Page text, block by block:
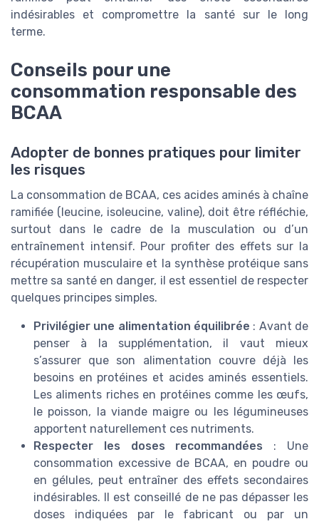
indésirables et compromettre la santé sur le long
terme.
Conseils pour une
consommation responsable des
BCAA
Adopter de bonnes pratiques pour limiter
les risques
La consommation de BCAA, ces acides aminés à chaîne
ramifiée (leucine, isoleucine, valine), doit être réfléchie,
surtout dans le cadre de la musculation ou d’un
entraînement intensif. Pour profiter des effets sur la
récupération musculaire et la synthèse protéique sans
mettre sa santé en danger, il est essentiel de respecter
quelques principes simples.
Privilégier une alimentation équilibrée : Avant de
penser à la supplémentation, il vaut mieux
s’assurer que son alimentation couvre déjà les
besoins en protéines et acides aminés essentiels.
Les aliments riches en protéines comme les œufs,
le poisson, la viande maigre ou les légumineuses
apportent naturellement ces nutriments.
Respecter les doses recommandées : Une
consommation excessive de BCAA, en poudre ou
en gélules, peut entraîner des effets secondaires
indésirables. Il est conseillé de ne pas dépasser les
doses indiquées par le fabricant ou par un